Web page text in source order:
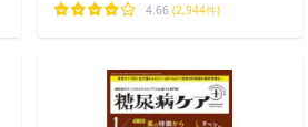
4.66 (2,944件)